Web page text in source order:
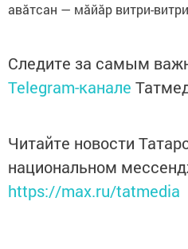
авăтсан — мăйăр витри-
Следите за самым
Telegram-канале
Читайте новости
национальном
https://max.ru/tatmedia